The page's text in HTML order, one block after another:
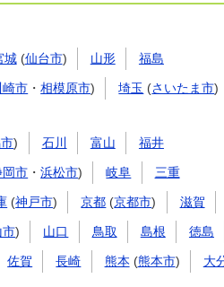
城(仙台市) 山形 福島
崎市 ・相模原市) 埼玉 (さいたま市)
) 石川 富山 福井
岡市 ・浜松市) 岐阜 三重
(神戸市) 京都 (京都市) 滋賀
市) 山口 鳥取 島根 徳島
佐賀 長崎 熊本 (熊本市) 大